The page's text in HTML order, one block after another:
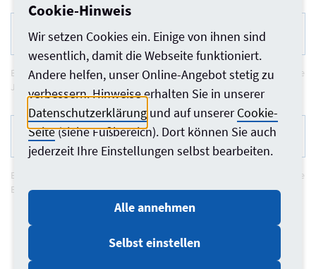
Registrierung für die Jobbörse
Externe Nutzer sowie Mitglieder können sich hier einen Account für die
Jobbörse anlegen.
Registrierung für die
Bürovermittlungsbörse
Externe Nutzer sowie Mitglieder können sich hier einen Account für die
Bürovermittlungsbörse anlegen.
uns gerne an.
Cookie-Hinweis
Wir setzen Cookies ein. Einige von ihnen sind
wesentlich, damit die Webseite funktioniert.
Andere helfen, unser Online-Angebot stetig zu
verbessern. Hinweise erhalten Sie in unserer
Datenschutzerklärung und auf unsererCookie-
Seite(siehe Fußbereich). Dort können Sie auch
jederzeit Ihre Einstellungen selbst bearbeiten.
Alle annehmen
Selbst einstellen